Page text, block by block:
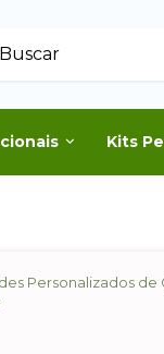
Kits
Personalizados de